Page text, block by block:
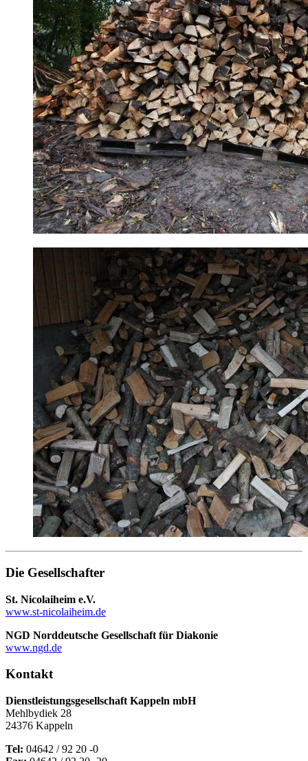
Die Gesellschafter
St. Nicolaiheim e.V.
www.st-nicolaiheim.de
NGD Norddeutsche Gesellschaft für Diakonie
www.ngd.de
Kontakt
Dienstleistungsgesellschaft Kappeln mbH
Mehlbydiek 28
24376 Kappeln
Tel: 04642 / 92 20 -0